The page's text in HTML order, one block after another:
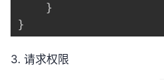
    }
}
3. 请求权限